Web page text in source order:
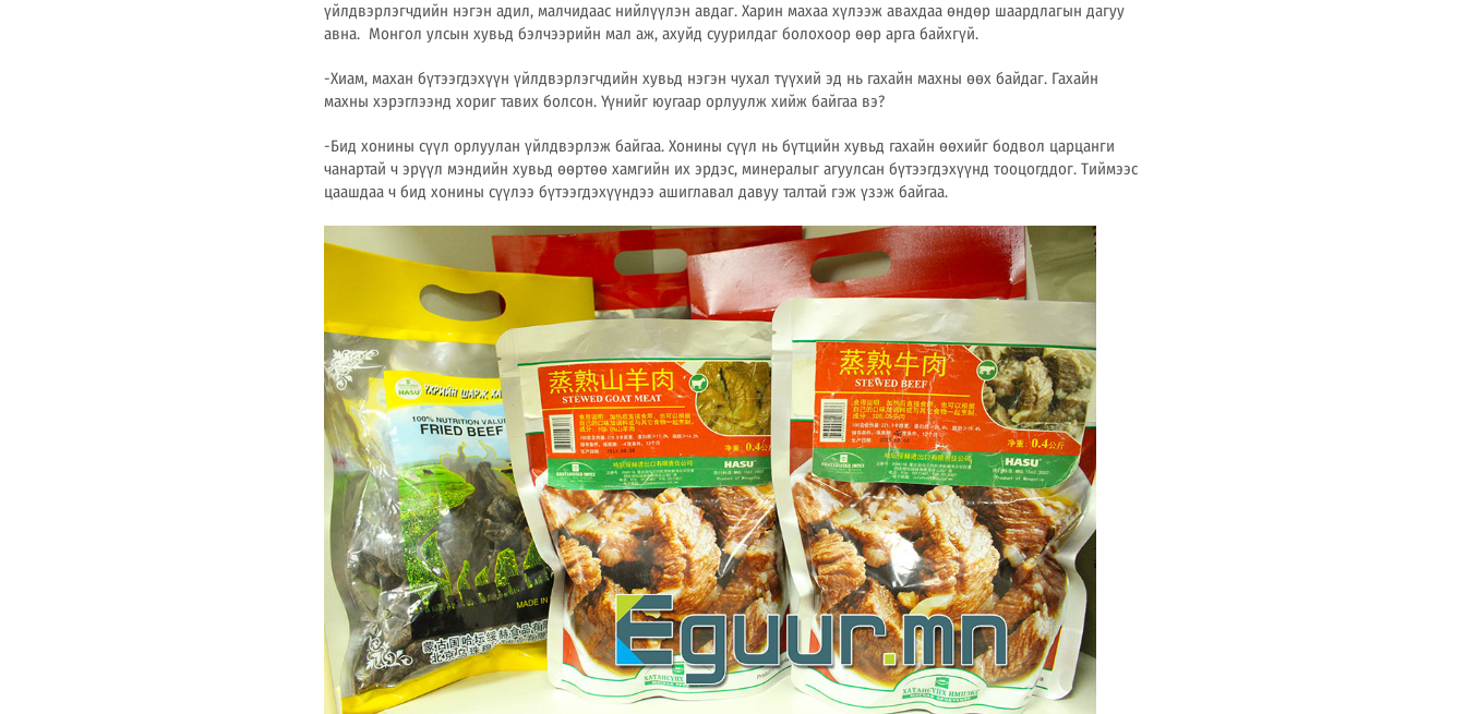
үйлдвэрлэгчдийн нэгэн адил, малчидаас нийлүүлэн авдаг. Харин махаа xүлээж авахдаа өндөр шаардлагын дагуу
авна. Монгол улсын хувьд бэлчээрийн мал аж, ахуйд суурилдаг болохоор өөр арга байхгүй.
-Хиам, махан бүтээгдэхүүн үйлдвэрлэгчдийн хувьд нэгэн чухал түүхий эд нь гахайн маxны өөх байдаг. Гахайн
махны хэрэглээнд хориг тавих болсон. Үүнийг юугаар орлуулж хийж байгаа вэ?
-Бид хонины сүүл орлуулан үйлдвэрлэж байгаа. Хонины сүүл нь бүтцийн хувьд гахайн өөxийг бодвол царцанги
чанартай ч эрүүл мэндийн хувьд өөртөө хамгийн их эрдэс, минералыг агуулсан бүтээгдэхүүнд тооцогддог. Тиймээс
цаашдаа ч бид хонины сүүлээ бүтээгдэхүүндээ ашиглавал давуу талтай гэж үзэж байгаа.